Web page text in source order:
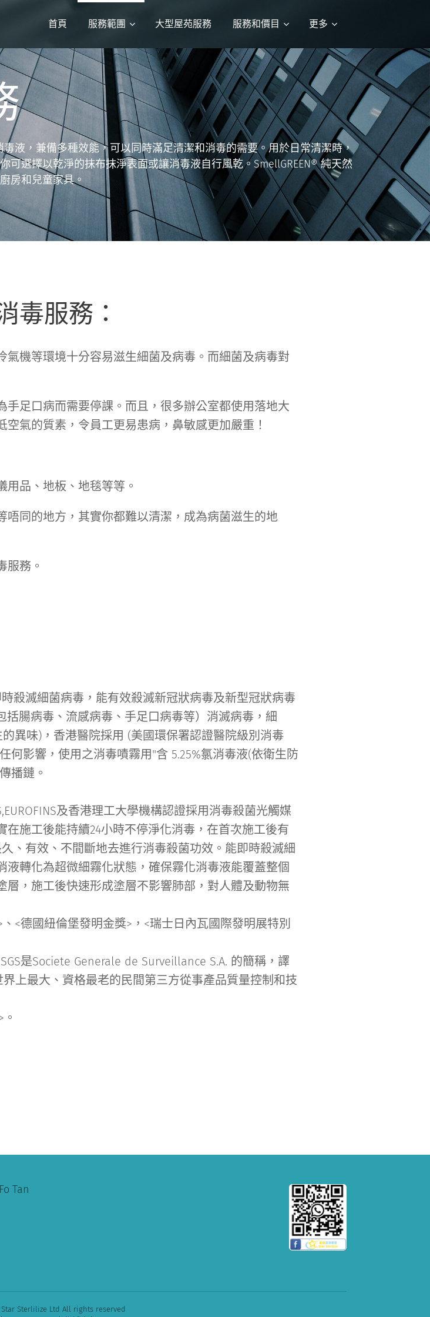
首頁 服務範團 大型屋苑服務 服務和價目 更多
液，兼備多種效能，可以同時滿足清潔和消毒的需要。用於日常清潔時，
選擇以乾淨的抹布抹淨表面或讓消毒液自行風乾。SmellGREEN® 純天然
房和兒童家具。
毒服務：
機等環境十分容易滋生細菌及病毒。而細菌及病毒對
足口病而需要停課。而且，很多辦公室都使用落地大
氣的質素，令員工更易患病，鼻敏感更加嚴重！
品、地板、地毯等等。
同的地方，其實你都難以清潔，成為病菌滋生的地
服務。
殺滅細菌病毒，能有效殺滅新冠狀病毒及新型冠狀病毒
括腸病毒、流感病毒、手足口病毒等）消滅病毒，細
異味)，香港醫院採用 (美國環保署認證醫院級別消毒
何影響，使用之消毒嘖霧用"含 5.25%氯消毒液(依衛生防
播鏈。
及香港理工大學機構認證採用消毒殺菌光觸媒
施工後能持續24小時不停淨化消毒，在首次施工後有
、有效、不間斷地去進行消毒殺菌功效。能即時殺滅細
轉化為超微細霧化狀態，確保霧化消毒液能覆蓋整個
，施工後快速形成塗層不影響肺部，對人體及動物無
<德國紐倫堡發明金獎>，<瑞士日內瓦國際發明展特別
是Societe Generale de Surveillance S.A. 的簡稱，譯
上最大、資格最老的民間第三方從事產品質量控制和技
Tan
Sterlilize Ltd All rights reserved